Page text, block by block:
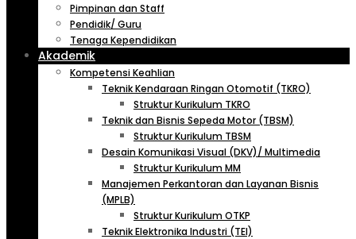
Pimpinan dan Staff
Pendidik/ Guru
Tenaga Kependidikan
Akademik
Kompetensi Keahlian
Teknik Kendaraan Ringan Otomotif (TKRO)
Struktur Kurikulum TKRO
Teknik dan Bisnis Sepeda Motor (TBSM)
Struktur Kurikulum TBSM
Desain Komunikasi Visual (DKV)/ Multimedia
Struktur Kurikulum MM
Manajemen Perkantoran dan Layanan Bisnis
(MPLB)
Struktur Kurikulum OTKP
Teknik Elektronika Industri (TEI)